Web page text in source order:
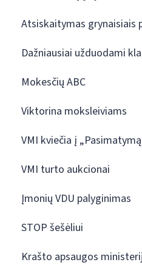
Atsiskaitymas grynaisiais
Dažniausiai užduodami
Mokesčių ABC
Viktorina moksleiviams
VMI kviečia į
VMI turto aukcionai
Įmonių VDU palyginimas
STOP šešėliui
Krašto apsaugos